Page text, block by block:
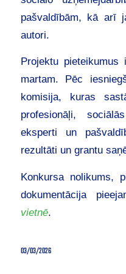
pašvaldībām, kā arī
autori.
Projektu
martam. Pēc
komisija, kuras
profesionāļi,
eksperti un
rezultāti un grantu
Konkursa nolikums,
dokumentācija
vietnē.
03/03/2026